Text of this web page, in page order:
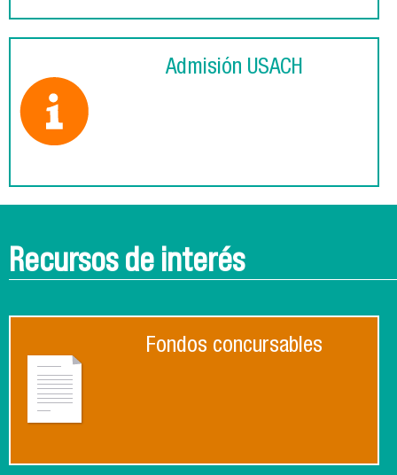
Admisión USACH
Recursos de interés
Fondos concursables